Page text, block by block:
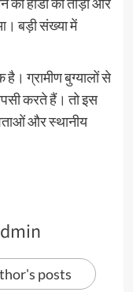
बड़ी संख्या में
है। ग्रामीण बुग्यालों से
करते हैं। तो इस
और स्थानीय
posts